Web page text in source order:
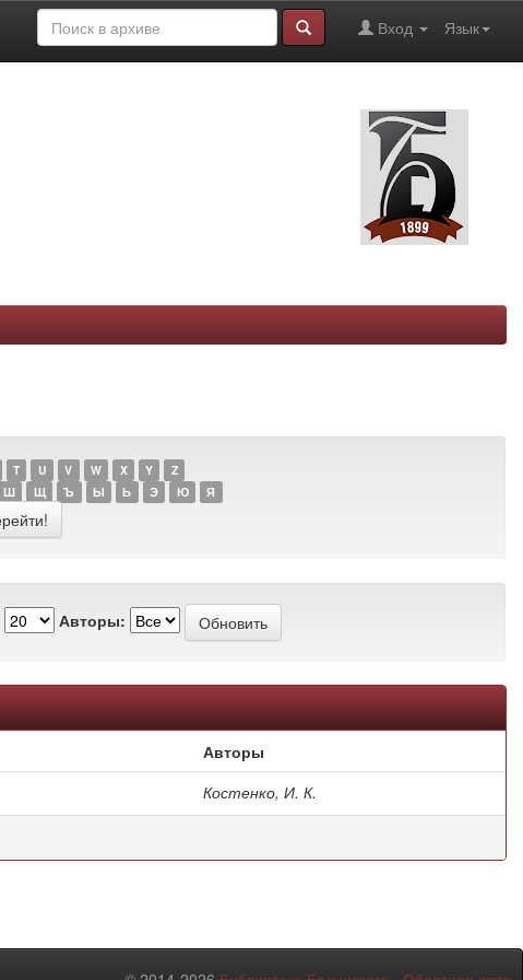
Язык
Вход
T U V W X Y
Z
Ш Щ Ъ Ы Ь Э Ю Я
Авторы:
Авторы
Костенко, И. К.